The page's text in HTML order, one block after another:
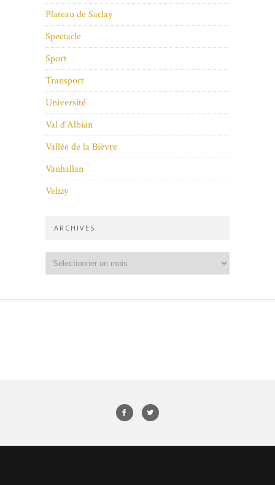
Plateau de Saclay
Spectacle
Sport
Transport
Université
Val d'Albian
Vallée de la Bièvre
Vauhallan
Velizy
ARCHIVES